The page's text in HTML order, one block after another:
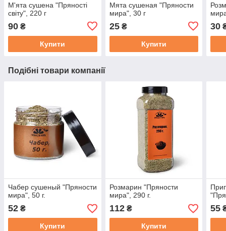
М'ята сушена "Пряності
світу", 220 г
90 ₴
Купити
Мята сушеная "Пряности
мира", 30 г
25₴
Купити
30
Подібні товари компанії
Чабер сушеный "Пряности
мира", 50 г.
52 ₴
Купити
Розмарин "Пряности
мира", 290 г.
112₴
Купити
55